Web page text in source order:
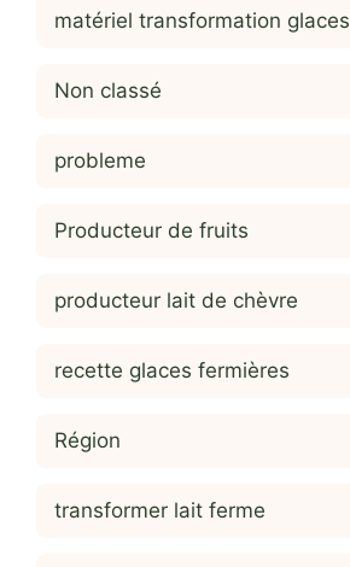
matériel transformation glaces
Non classé
probleme
Producteur de fruits
producteur lait de chèvre
recette glaces fermières
Région
transformer lait ferme